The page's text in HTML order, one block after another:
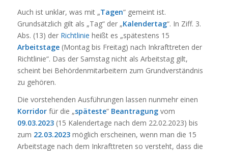
Auch ist unklar, was mit „Tagen“ gemeint ist.
Grundsätzlich gilt als „Tag“ der „Kalendertag“. In Ziff. 3.
Abs. (13) der Richtlinie heißt es „spätestens 15
Arbeitstage(Montag bis Freitag) nach Inkrafttreten der
Richtlinie“. Das der Samstag nicht als Arbeitstag gilt,
scheint bei Behördenmitarbeitern zum Grundverständnis
zu gehören.
Die vorstehenden Ausführungen lassen nunmehr einen
Korridorfür die „späteste“ Beantragungvom
09.03.2023 (15 Kalendertage nach dem 22.02.2023) bis
zum 22.03.2023möglich erscheinen, wenn man die 15
Arbeitstage nach dem Inkrafttreten so versteht, dass die